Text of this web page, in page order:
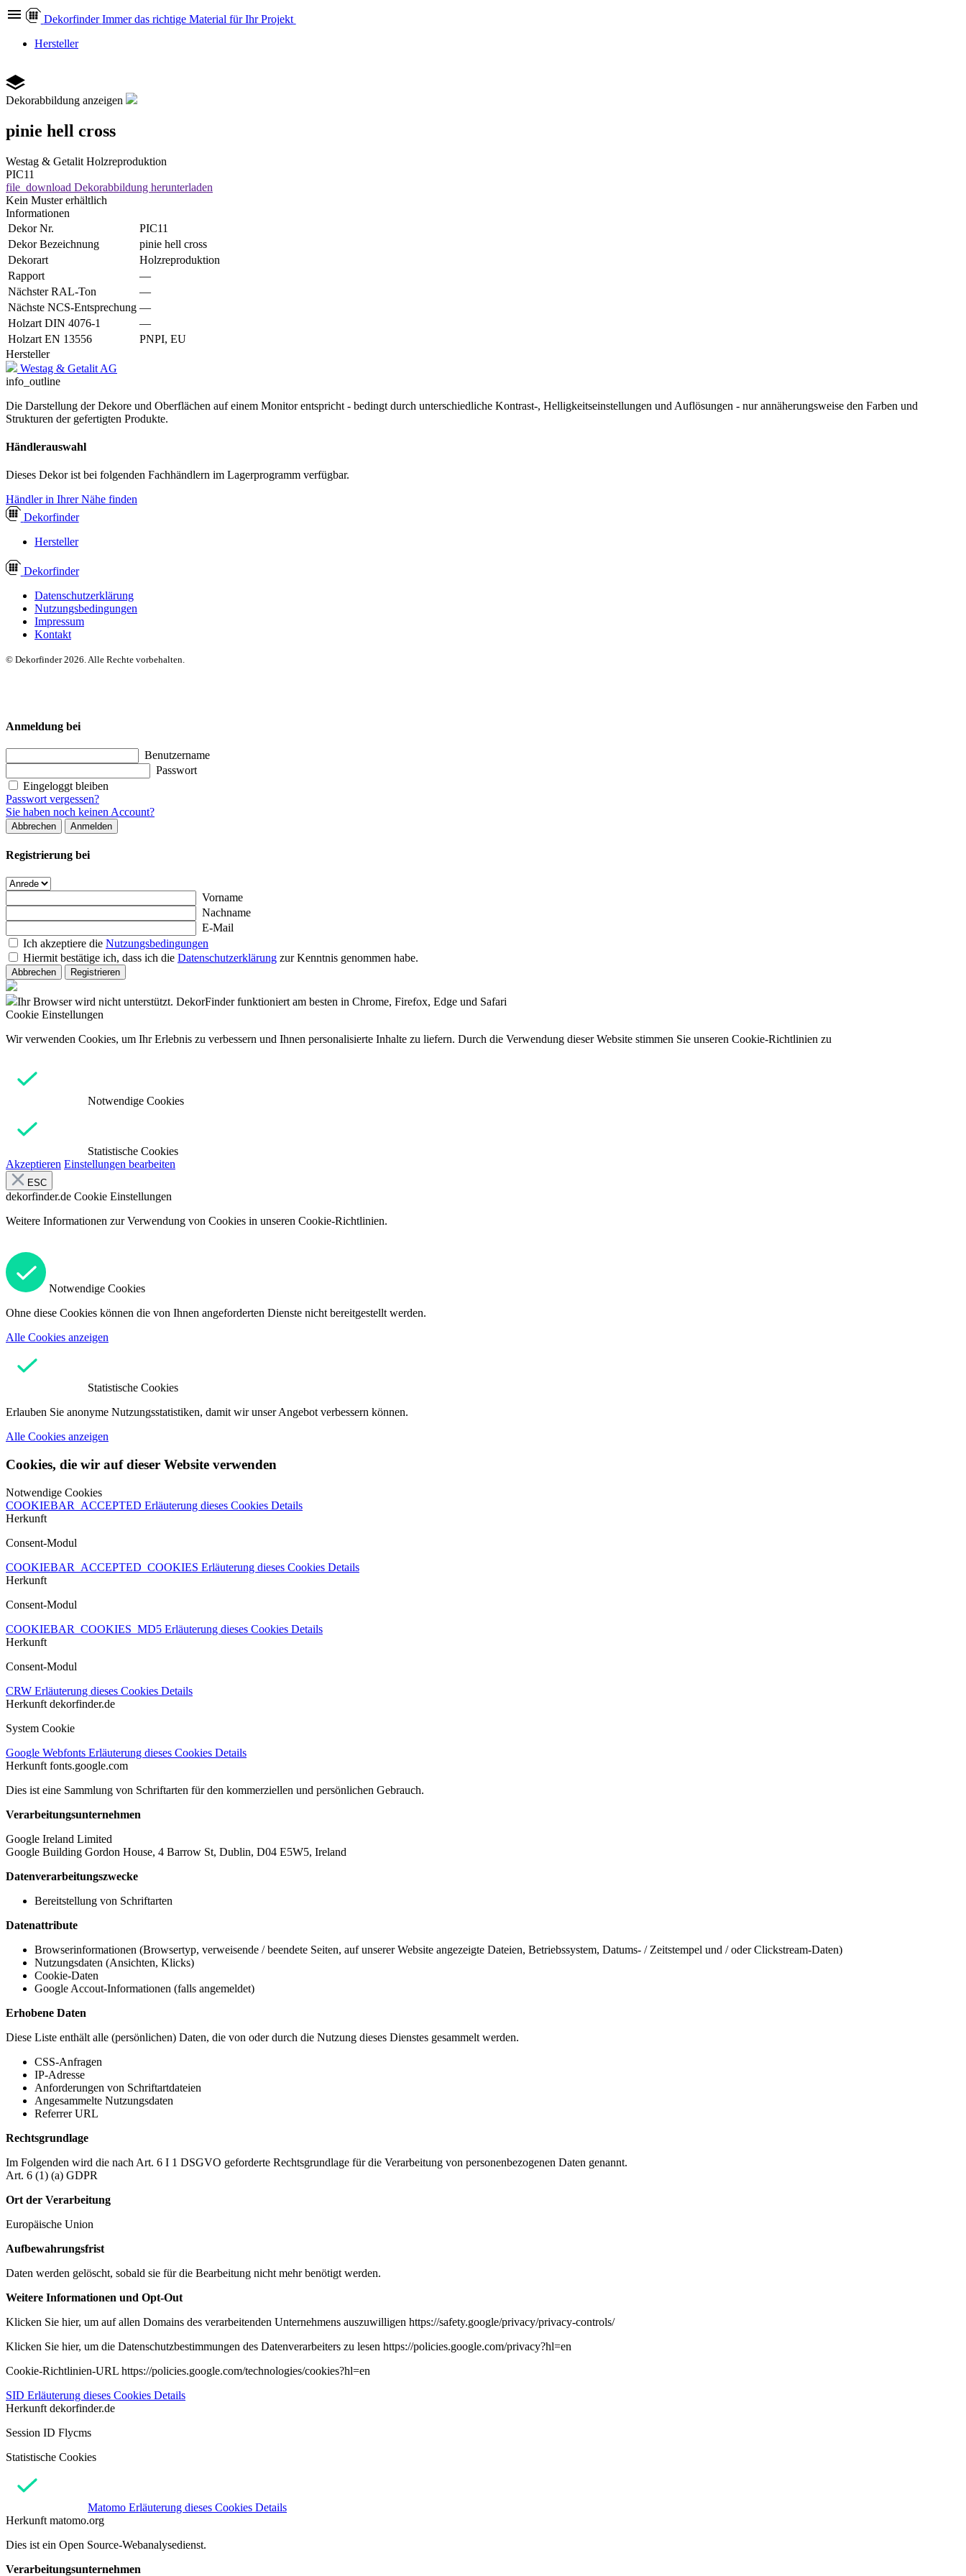
Dekorfinder Immer das richtige Material für Ihr Projekt
Hersteller
Dekorabbildung anzeigen
pinie hell cross
Westag & Getalit Holzreproduktion
PIC11
file_download Dekorabbildung herunterladen
Kein Muster erhältlich
Informationen
Dekor Nr.
PIC11
Dekor Bezeichnung
pinie hell cross
Dekorart
Holzreproduktion
Rapport
—
Nächster RAL-Ton
—
Nächste NCS-Entsprechung —
Holzart DIN 4076-1
—
Holzart EN 13556
PNPI, EU
Hersteller
Westag & Getalit AG
info_outline
Die Darstellung der Dekore und Oberflächen auf einem Monitor entspricht - bedingt durch unterschiedliche Kontrast-, Helligkeitseinstellungen und Auflösungen - nur annäherungsweise den Farben und
Strukturen der gefertigten Produkte.
Händlerauswahl
Dieses Dekor ist bei folgenden Fachhändlern im Lagerprogramm verfügbar.
Händler in Ihrer Nähe finden
Dekorfinder
Hersteller
Dekorfinder
Datenschutzerklärung
Nutzungsbedingungen
Impressum
Kontakt
© Dekorfinder 2026. Alle Rechte vorbehalten.
Anmeldung bei
Benutzername
Passwort
Eingeloggt bleiben
Passwort vergessen?
Sie haben noch keinen Account?
Abbrechen Anmelden
Registrierung bei
Vorname
Nachname
E-Mail
Ich akzeptiere die Nutzungsbedingungen
Hiermit bestätige ich, dass ich die Datenschutzerklärung zur Kenntnis genommen habe.
Abbrechen Registrieren
Ihr Browser wird nicht unterstützt. DekorFinder funktioniert am besten in Chrome, Firefox, Edge und Safari
Cookie Einstellungen
Wir verwenden Cookies, um Ihr Erlebnis zu verbessern und Ihnen personalisierte Inhalte zu liefern. Durch die Verwendung dieser Website stimmen Sie unseren Cookie-Richtlinien zu
Notwendige Cookies
Statistische Cookies
Akzeptieren Einstellungen bearbeiten
ESC
dekorfinder.de Cookie Einstellungen
Weitere Informationen zur Verwendung von Cookies in unseren Cookie-Richtlinien.
Notwendige Cookies
Ohne diese Cookies können die von Ihnen angeforderten Dienste nicht bereitgestellt werden.
Alle Cookies anzeigen
Statistische Cookies
Erlauben Sie anonyme Nutzungsstatistiken, damit wir unser Angebot verbessern können.
Alle Cookies anzeigen
Cookies, die wir auf dieser Website verwenden
Notwendige Cookies
COOKIEBAR_ACCEPTED Erläuterung dieses Cookies Details
Herkunft
Consent-Modul
COOKIEBAR_ACCEPTED_COOKIES Erläuterung dieses Cookies Details
Herkunft
Consent-Modul
COOKIEBAR_COOKIES_MD5 Erläuterung dieses Cookies Details
Herkunft
Consent-Modul
CRW Erläuterung dieses Cookies Details
Herkunft dekorfinder.de
System Cookie
Google Webfonts Erläuterung dieses Cookies Details
Herkunft fonts.google.com
Dies ist eine Sammlung von Schriftarten für den kommerziellen und persönlichen Gebrauch.
Verarbeitungsunternehmen
Google Ireland Limited
Google Building Gordon House, 4 Barrow St, Dublin, D04 E5W5, Ireland
Datenverarbeitungszwecke
Bereitstellung von Schriftarten
Datenattribute
Browserinformationen (Browsertyp, verweisende / beendete Seiten, auf unserer Website angezeigte Dateien, Betriebssystem, Datums- / Zeitstempel und / oder Clickstream-Daten)
Nutzungsdaten (Ansichten, Klicks)
Cookie-Daten
Google Accout-Informationen (falls angemeldet)
Erhobene Daten
Diese Liste enthält alle (persönlichen) Daten, die von oder durch die Nutzung dieses Dienstes gesammelt werden.
CSS-Anfragen
IP-Adresse
Anforderungen von Schriftartdateien
Angesammelte Nutzungsdaten
Referrer URL
Rechtsgrundlage
Im Folgenden wird die nach Art. 6 I 1 DSGVO geforderte Rechtsgrundlage für die Verarbeitung von personenbezogenen Daten genannt.
Art. 6 (1) (a) GDPR
Ort der Verarbeitung
Europäische Union
Aufbewahrungsfrist
Daten werden gelöscht, sobald sie für die Bearbeitung nicht mehr benötigt werden.
Weitere Informationen und Opt-Out
Klicken Sie hier, um auf allen Domains des verarbeitenden Unternehmens auszuwilligen https://safety.google/privacy/privacy-controls/
Klicken Sie hier, um die Datenschutzbestimmungen des Datenverarbeiters zu lesen https://policies.google.com/privacy?hl=en
Cookie-Richtlinien-URL https://policies.google.com/technologies/cookies?hl=en
SID Erläuterung dieses Cookies Details
Herkunft dekorfinder.de
Session ID Flycms
Statistische Cookies
Matomo Erläuterung dieses Cookies Details
Herkunft matomo.org
Dies ist ein Open Source-Webanalysedienst.
Verarbeitungsunternehmen